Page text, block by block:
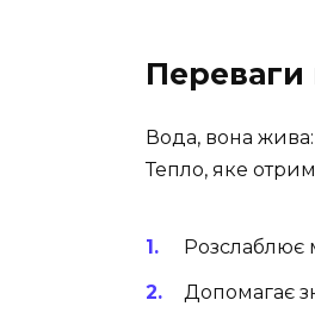
Переваги
Вода, вона жива:
Тепло, яке
Розслаблює
Допомагає